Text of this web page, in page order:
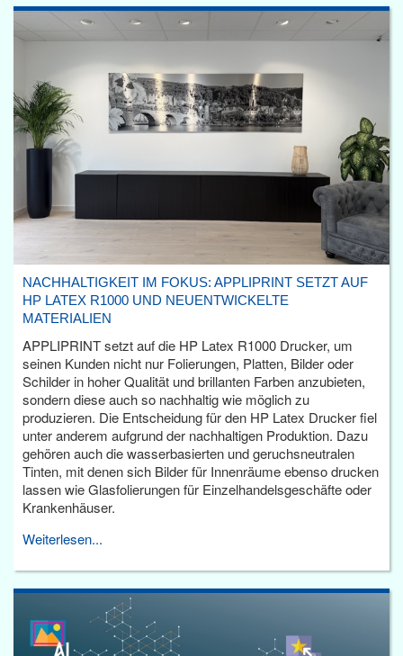
NACHHALTIGKEIT IM FOKUS: APPLIPRINT SETZT AUF
HP LATEX R1000 UND NEUENTWICKELTE
MATERIALIEN
APPLIPRINT setzt auf die HP Latex R1000 Drucker, um
seinen Kunden nicht nur Folierungen, Platten, Bilder oder
Schilder in hoher Qualität und brillanten Farben anzubieten,
sondern diese auch so nachhaltig wie möglich zu
produzieren. Die Entscheidung für den HP Latex Drucker fiel
unter anderem aufgrund der nachhaltigen Produktion. Dazu
gehören auch die wasserbasierten und geruchsneutralen
Tinten, mit denen sich Bilder für Innenräume ebenso drucken
lassen wie Glasfolierungen für Einzelhandelsgeschäfte oder
Krankenhäuser.
Weiterlesen...